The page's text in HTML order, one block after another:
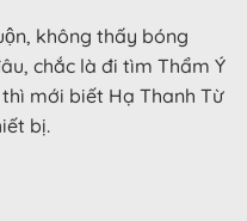
không thấy bóng
chắc là đi tìm Thẩm Ý
mới biết Hạ Thanh Từ
bị.